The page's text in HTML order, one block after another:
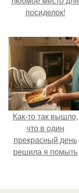
посиделок!
Как-то так вышло,
что в один
прекрасный день
решила я помыть
покое.